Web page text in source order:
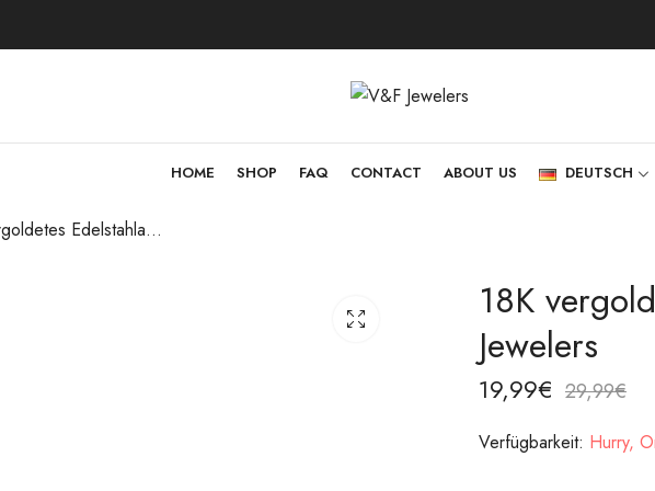
HOME SHOP FAQ CONTACT ABOUT US DEUTSCH
18K vergoldetes Edelstahlarmband von V&F Jewelers
18K
Jewelers
19,99€ 29,99€
Verfügbarkeit: Hurry,